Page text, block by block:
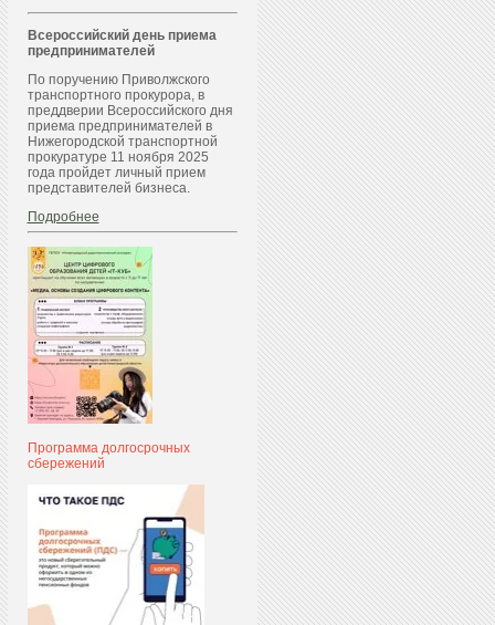
Всероссийский день приема
предпринимателей
По поручению Приволжского
транспортного прокурора, в
преддверии Всероссийского дня
приема предпринимателей в
Нижегородской транспортной
прокуратуре 11 ноября 2025
года пройдет личный прием
представителей бизнеса.
Подробнее
Программа долгосрочных
сбережений